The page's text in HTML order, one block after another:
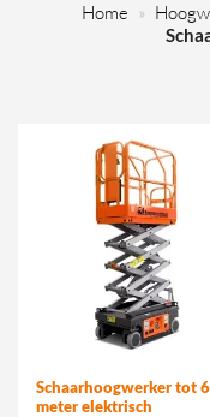
Home »
Schaarhoogwerker tot
meter elektrisch